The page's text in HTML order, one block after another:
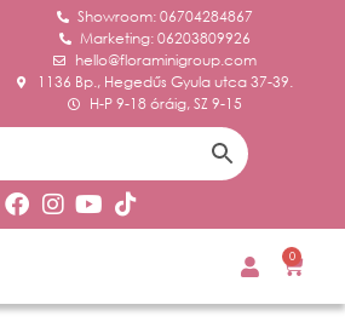
Showroom: 06704284867
Marketing: 06203809926
hello@floraminigroup.com
1136 Bp., Hegedűs Gyula utca 37-39.
H-P 9-18 óráig, SZ 9-15
0